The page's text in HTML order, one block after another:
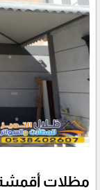
مظلات أقمشة